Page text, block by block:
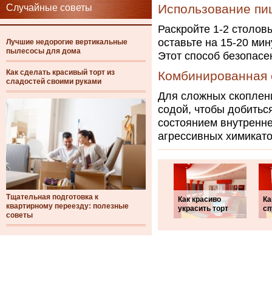
Случайные советы
Лучшие недорогие вертикальные
пылесосы для дома
Как сделать красивый торт из
сладостей своими руками
Тщательная подготовка к
квартирному переезду: полезные
советы
Использование
Раскройте 1-2
оставьте на 15-20
Этот способ
Комбинированная
Для сложных
содой, чтобы
состоянием
агрессивных
Как красиво
украсить торт